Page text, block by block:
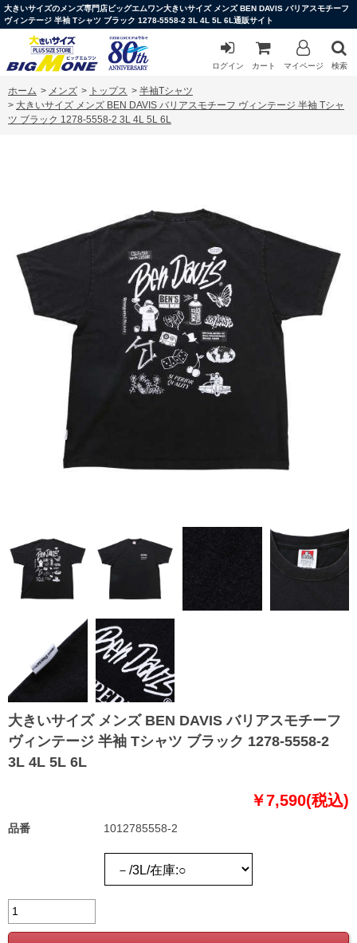
大きいサイズのメンズ専門店ビッグエムワン大きいサイズ メンズ BEN DAVIS バリアスモチーフ
ヴィンテージ 半袖 Tシャツ ブラック 1278-5558-2 3L 4L 5L 6L通販サイト
ログイン カート マイページ 検索
ホーム > メンズ > トップス > 半袖Tシャツ
> 大きいサイズ メンズ BEN DAVIS バリアスモチーフ ヴィンテージ 半袖 Tシャ
ツ ブラック 1278-5558-2 3L 4L 5L 6L
大きいサイズ メンズ BEN DAVIS バリアスモチーフ
ヴィンテージ 半袖 Tシャツ ブラック 1278-5558-2
3L 4L 5L 6L
￥7,590(税込)
品番 1012785558-2